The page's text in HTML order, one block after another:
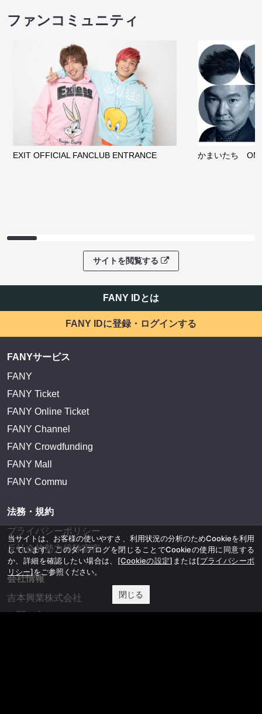
ファンコミュニティ
EXIT OFFICIAL FANCLUB ENTRANCE かまいたち
サイトを閲覧する
FANY IDとは
FANY IDに登録・ログインする
FANYサービス
FANY
FANY Ticket
FANY Online Ticket
FANY Channel
FANY Crowdfunding
FANY Mall
FANY Commu
法務・規約
プライバシーポリシー
反社会的勢力排除宣言
会社情報
吉本興業株式会社
お問い合わせ
当サイトは、お客様の使いやすさ、利用状況の分析のためCookieを利用
しています。このダイアログを閉じることでCookieの使用に同意する
か、詳細を確認したい場合は、 [Cookieの設定] または[プライバシーポ
リシー]をご参照ください。
閉じる